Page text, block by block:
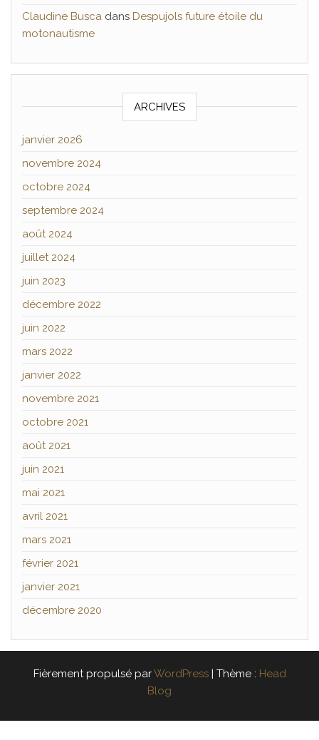
Claudine Busca dans Despujols future étoile du
motonautisme
ARCHIVES
janvier 2026
novembre 2024
octobre 2024
septembre 2024
août 2024
juillet 2024
juin 2023
décembre 2022
juin 2022
mars 2022
janvier 2022
novembre 2021
octobre 2021
août 2021
juin 2021
mai 2021
avril 2021
mars 2021
février 2021
janvier 2021
décembre 2020
Fièrement propulsé parWordPress | Thème : Head
Blog